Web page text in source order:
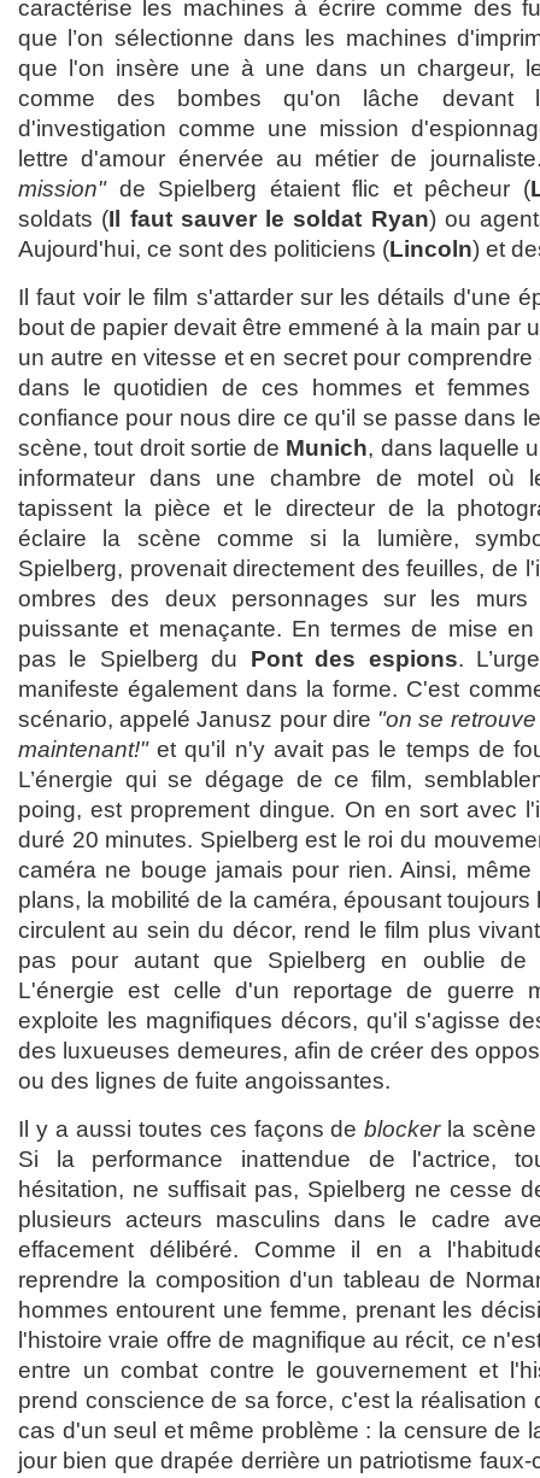
caractérise les machines à écrire comme des
que l’on sélectionne dans les machines
que l'on insère une à une dans un chargeur,
comme des bombes qu'on lâche devant
d'investigation comme une mission
lettre d'amour énervée au métier de
mission"de Spielberg étaient flic et pêcheur (
soldats (Il faut sauver le soldat Ryan) ou
Aujourd'hui, ce sont des politiciens (Lincoln) et
Il faut voir le film s'attarder sur les détails d'une
bout de papier devait être emmené à la main par
un autre en vitesse et en secret pour
dans le quotidien de ces hommes et
confiance pour nous dire ce qu'il se passe dans
scène, tout droit sortie de Munich, dans laquelle
informateur dans une chambre de motel où
tapissent la pièce et le directeur de la
éclaire la scène comme si la lumière,
Spielberg, provenait directement des feuilles, de
ombres des deux personnages sur les
puissante et menaçante. En termes de mise
pas le Spielberg du Pont des espions.
manifeste également dans la forme. C'est
scénario, appelé Janusz pour dire "on se
maintenant!"et qu'il n'y avait pas le temps de
L’énergie qui se dégage de ce film,
poing, est proprement dingue. On en sort avec
duré 20 minutes. Spielberg est le roi du
caméra ne bouge jamais pour rien. Ainsi,
plans, la mobilité de la caméra, épousant
circulent au sein du décor, rend le film plus
pas pour autant que Spielberg en oublie de
L'énergie est celle d'un reportage de guerre
exploite les magnifiques décors, qu'il s'agisse
des luxueuses demeures, afin de créer des
ou des lignes de fuite angoissantes.
Il y a aussi toutes ces façons deblockerla scène
Si la performance inattendue de l'actrice,
hésitation, ne suffisait pas, Spielberg ne cesse
plusieurs acteurs masculins dans le cadre
effacement délibéré. Comme il en a
reprendre la composition d'un tableau de
hommes entourent une femme, prenant les
l'histoire vraie offre de magnifique au récit, ce
entre un combat contre le gouvernement et
prend conscience de sa force, c'est la réalisation
cas d'un seul et même problème : la censure de
jour bien que drapée derrière un patriotisme